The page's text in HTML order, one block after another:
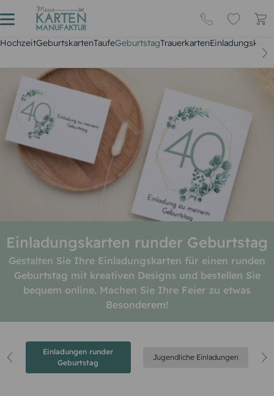
HochzeitGeburtskartenTaufeGeburtstagTrauerkarten
Einladungskarten runder Geburtstag
Gestalten Sie Ihre Einladungskarten für einen runden
Geburtstag mit kreativen Designs und bestellen Sie
bequem online. Machen Sie Ihre Feier zu etwas
Besonderem!
Einladungen runder
Geburtstag
Jugendliche Einladungen